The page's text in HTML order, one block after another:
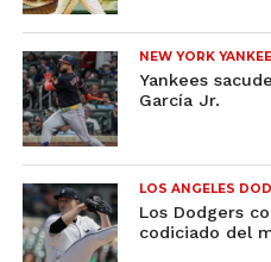
NEW YORK
Yankees
García Jr.
LOS ANGELES
Los Dodgers
codiciado del